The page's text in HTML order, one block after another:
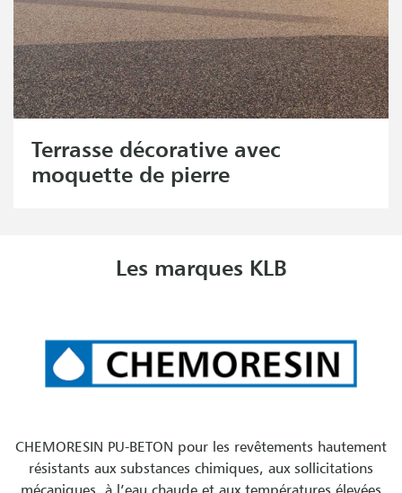
Terrasse décorative avec
moquette de pierre
Les marques KLB
CHEMORESIN PU-BETON pour les revêtements hautement
résistants aux substances chimiques, aux sollicitations